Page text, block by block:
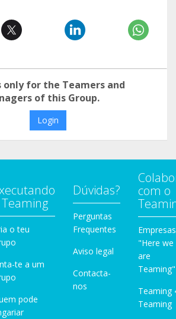
only for the Teamers and
of this Group.
Login
o teu
te a um
pode
Dúvidas?
Perguntas
Frequentes
Aviso legal
Contacta-
nos
com o
Empresas
"Here we
are
Teaming"
Teaming
Teaming